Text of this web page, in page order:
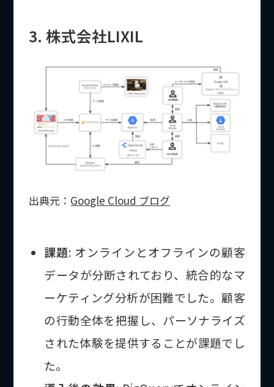
3. 株式会社LIXIL
出典元： Google Cloud ブログ
課題: オンラインとオフラインの顧客
データが分断されており、統合的なマ
ーケティング分析が困難でした。顧客
の行動全体を把握し、パーソナライズ
された体験を提供することが課題でし
た。